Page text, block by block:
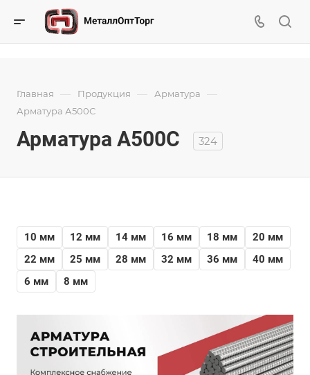
Главная — Продукция — Арматура —
Арматура А500С
Арматура А500С 324
10 мм 12 мм 14 мм 16 мм 18 мм
20 мм
22 мм
25 мм 28 мм 32 мм 36 мм
40 мм
6 мм
8 мм